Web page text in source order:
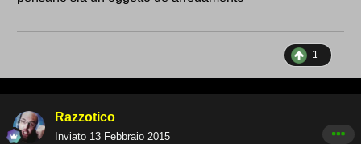
1
Razzotico
Inviato 13 Febbraio 2015